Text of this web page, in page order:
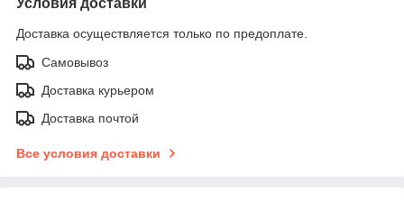
Доставка осуществляется только по предоплате.
Самовывоз
Доставка курьером
Доставка почтой
Все условия доставки